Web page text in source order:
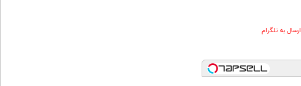
ارسال به تلگرام